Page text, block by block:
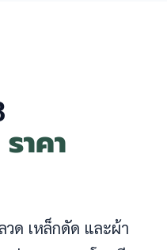
าคา
วด เหล็กดัด และผ้า